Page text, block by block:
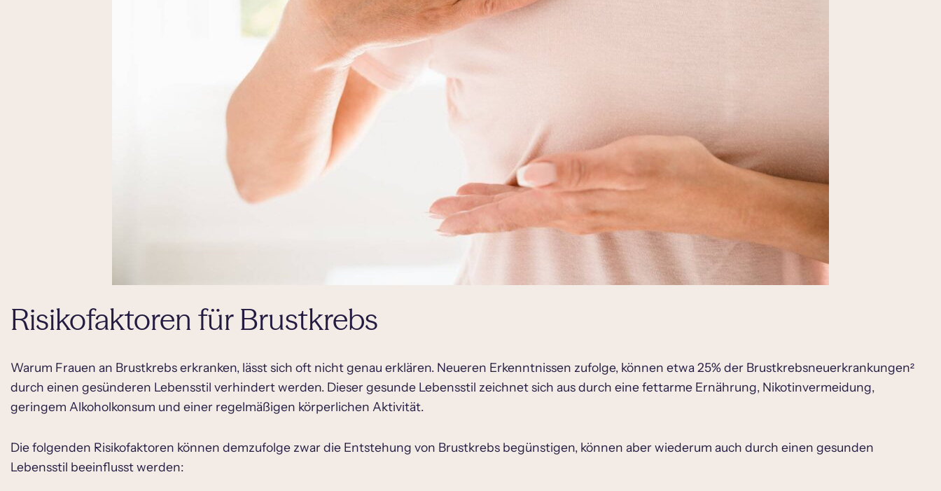
Risikofaktoren für Brustkrebs
Warum Frauen an Brustkrebs erkranken, lässt sich oft nicht genau erklären. Neueren Erkenntnissen zufolge, können etwa 25% der Brustkrebsneuerkrankungen²
durch einen gesünderen Lebensstil verhindert werden. Dieser gesunde Lebensstil zeichnet sich aus durch eine fettarme Ernährung, Nikotinvermeidung,
geringem Alkoholkonsum und einer regelmäßigen körperlichen Aktivität.
Die folgenden Risikofaktoren können demzufolge zwar die Entstehung von Brustkrebs begünstigen, können aber wiederum auch durch einen gesunden
Lebensstil beeinflusst werden: